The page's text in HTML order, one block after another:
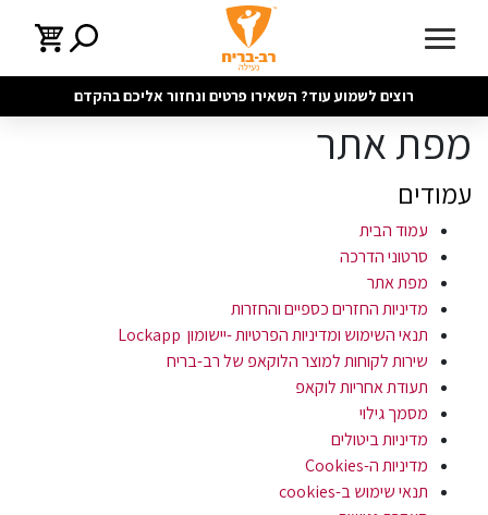
רוצים לשמוע עוד? השאירו פרטים ונחזור אליכם בהקדם
מפת אתר
עמודים
עמוד הבית
סרטוני הדרכה
מפת אתר
מדיניות החזרים כספיים והחזרות
תנאי השימוש ומדיניות הפרטיות -יישומון Lockapp
שירות לקוחות למוצר הלוקאפ של רב-בריח
תעודת אחריות לוקאפ
מסמך גילוי
מדיניות ביטולים
מדיניות ה-Cookies
תנאי שימוש ב-cookies